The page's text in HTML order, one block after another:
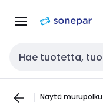
navigointiinsisältöön
Haku
Näytä murupolku